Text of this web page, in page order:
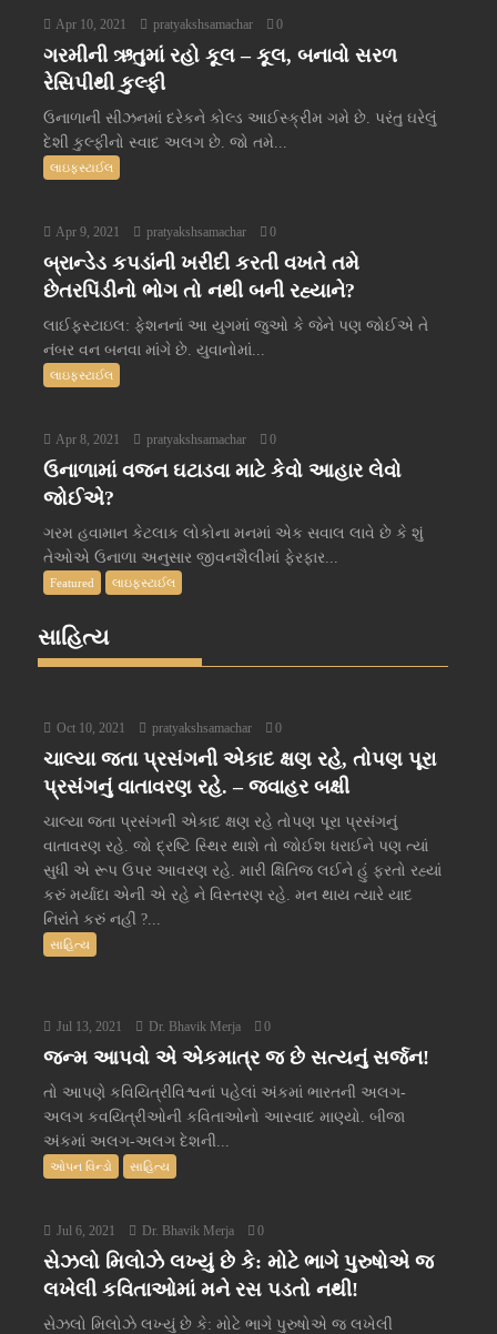
Apr 10, 2021 pratyakshsamachar 0
ગરમીની ઋતુમાં રહો કૂલ – કૂલ, બનાવો સરળ
રેસિપીથી કુલ્ફી
ઉનાળાની સીઝનમાં દરેકને કોલ્ડ આઈસ્ક્રીમ ગમે છે. પરંતુ ઘરેલું
દેશી કુલ્ફીનો સ્વાદ અલગ છે. જો તમે...
લાઇફસ્ટાઈલ
Apr 9, 2021 pratyakshsamachar 0
બ્રાન્ડેડ કપડાંની ખરીદી કરતી વખતે તમે
છેતરપિંડીનો ભોગ તો નથી બની રહ્યાને?
લાઈફસ્ટાઇલ: ફેશનનાં આ યુગમાં જુઓ કે જેને પણ જોઈએ તે
નંબર વન બનવા માંગે છે. યુવાનોમાં...
લાઇફસ્ટાઈલ
Apr 8, 2021 pratyakshsamachar 0
ઉનાળામાં વજન ઘટાડવા માટે કેવો આહાર લેવો
જોઈએ?
ગરમ હવામાન કેટલાક લોકોના મનમાં એક સવાલ લાવે છે કે શું
તેઓએ ઉનાળા અનુસાર જીવનશૈલીમાં ફેરફાર...
Featured લાઇફસ્ટાઈલ
સાહિત્ય
Oct 10, 2021 pratyakshsamachar 0
ચાલ્યા જતા પ્રસંગની એકાદ ક્ષણ રહે, તોપણ પૂરા
પ્રસંગનું વાતાવરણ રહે. – જવાહર બક્ષી
ચાલ્યા જતા પ્રસંગની એકાદ ક્ષણ રહે તોપણ પૂરા પ્રસંગનું
વાતાવરણ રહે. જો દ્રષ્ટિ સ્થિર થાશે તો જોઈશ ધરાઈને પણ ત્યાં
સુધી એ રૂપ ઉપર આવરણ રહે. મારી ક્ષિતિજ લઈને હું ફરતો રહ્યાં
કરું મર્યાદા એની એ રહે ને વિસ્તરણ રહે. મન થાય ત્યારે યાદ
નિરાંતે કરું નહીં ?...
સાહિત્ય
Jul 13, 2021 Dr. Bhavik Merja 0
જન્મ આપવો એ એકમાત્ર જ છે સત્યનું સર્જન!
તો આપણે કવિયિત્રીવિશ્વનાં પહેલાં અંકમાં ભારતની અલગ-
અલગ કવયિત્રીઓની કવિતાઓનો આસ્વાદ માણ્યો. બીજા
અંકમાં અલગ-અલગ દેશની...
ઓપન વિન્ડો સાહિત્ય
Jul 6, 2021 Dr. Bhavik Merja 0
સેઝલો મિલોઝે લખ્યું છે કે: મોટે ભાગે પુરુષોએ જ
લખેલી કવિતાઓમાં મને રસ પડતો નથી!
સેઝલો મિલોઝે લખ્યું છે કે: મોટે ભાગે પુરુષોએ જ લખેલી